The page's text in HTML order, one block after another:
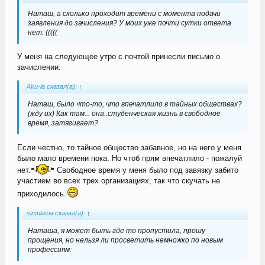
Наташ, а сколько проходит времени с момента подачи
заявления до зачисления? У моих уже почти сутки ответа
нет. (((((
У меня на следующее утро с почтой принесли письмо о
зачислении.
Aku-la сказал(а): ↑
Наташ, было что-то, что впечатлило в тайных обществах?
(жду их) Как там... она..студенческая жизнь в свободное
время, затягивает?
Если честно, то тайное общество забавное, но на него у меня
было мало времени пока. Но чтоб прям впечатлило - пожалуй
нет.
Свободное время у меня было под завязку забито
участием во всех трех организациях, так что скучать не
приходилось.
simulacia сказал(а): ↑
Наташа, я может быть где то пропустила, прошу
прощения, но нельзя ли просветить немножко по новым
профессиям: